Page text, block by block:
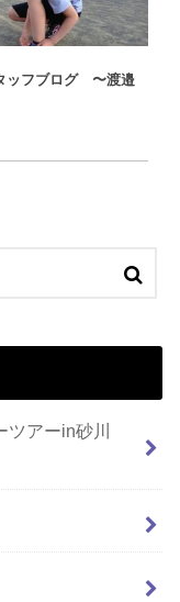
ッフブログ 〜渡邉
アーin砂川